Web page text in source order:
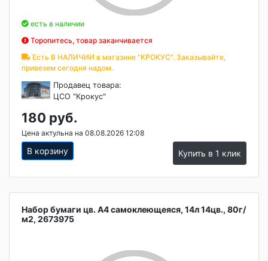
есть в наличии
Торопитесь, товар заканчивается
Есть В НАЛИЧИИ в магазине "КРОКУС". Заказывайте,
привезем сегодня надом.
Продавец товара:
ЦСО "Крокус"
180 руб.
Цена актульна на 08.08.2026 12:08
В корзину Купить в 1 клик
Набор бумаги цв. А4 самоклеющеяся, 14л 14цв., 80г/
м2, 2673975